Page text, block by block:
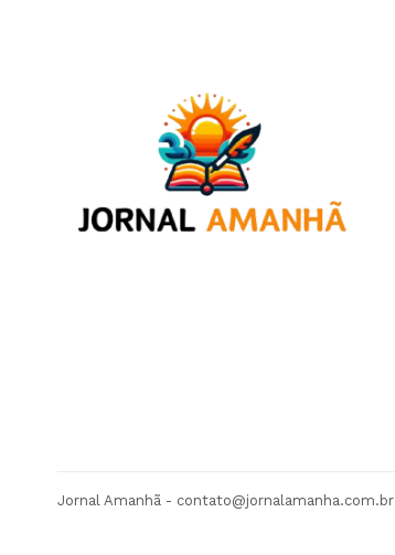
Jornal Amanhã - contato@jornalamanha.com.br